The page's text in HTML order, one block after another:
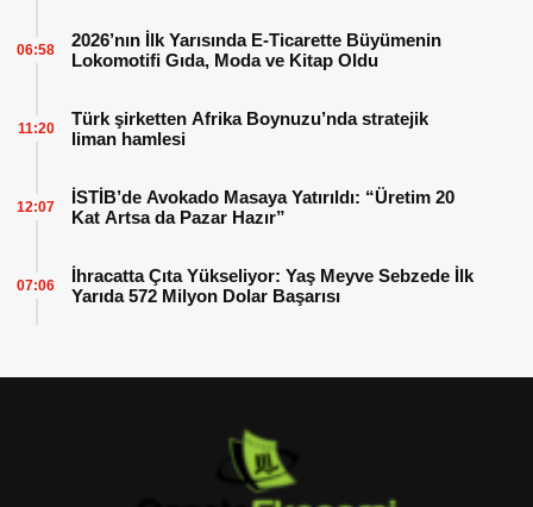
2026’nın İlk Yarısında E-Ticarette Büyümenin
Lokomotifi Gıda, Moda ve Kitap Oldu
06:58
Türk şirketten Afrika Boynuzu’nda stratejik
liman hamlesi
11:20
İSTİB’de Avokado Masaya Yatırıldı: “Üretim 20
Kat Artsa da Pazar Hazır”
12:07
İhracatta Çıta Yükseliyor: Yaş Meyve Sebzede İlk
Yarıda 572 Milyon Dolar Başarısı
07:06